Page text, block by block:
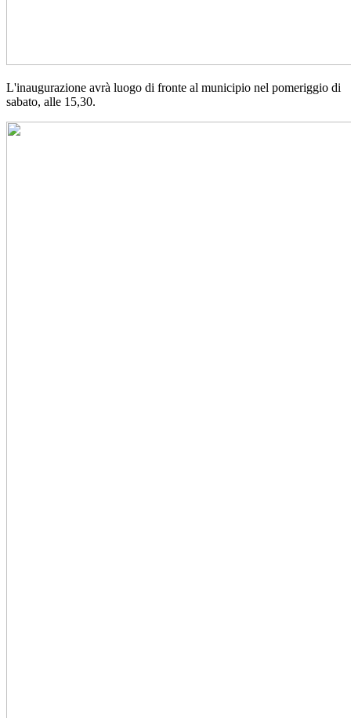
L'inaugurazione avrà luogo di fronte al municipio nel pomeriggio di
sabato, alle 15,30.